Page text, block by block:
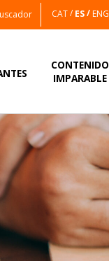
CAT ES ENG
CONTENIDO
IMPARABLE